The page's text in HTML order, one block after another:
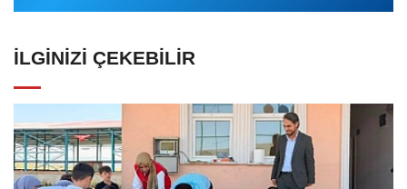
İLGINIZI ÇEKEBILIR